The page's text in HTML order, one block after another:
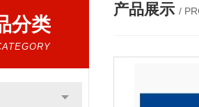
分类
产品展示 /